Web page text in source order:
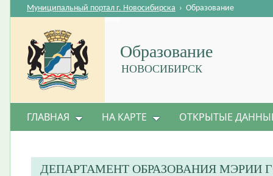
Образование
НОВОСИБИРСК
Муниципальный портал г. Новосибирска › Образование
ГЛАВНАЯ НА КАРТЕ ОТКРЫТЫЕ
ДЕПАРТАМЕНТ ОБРАЗОВАНИЯ МЭРИИ